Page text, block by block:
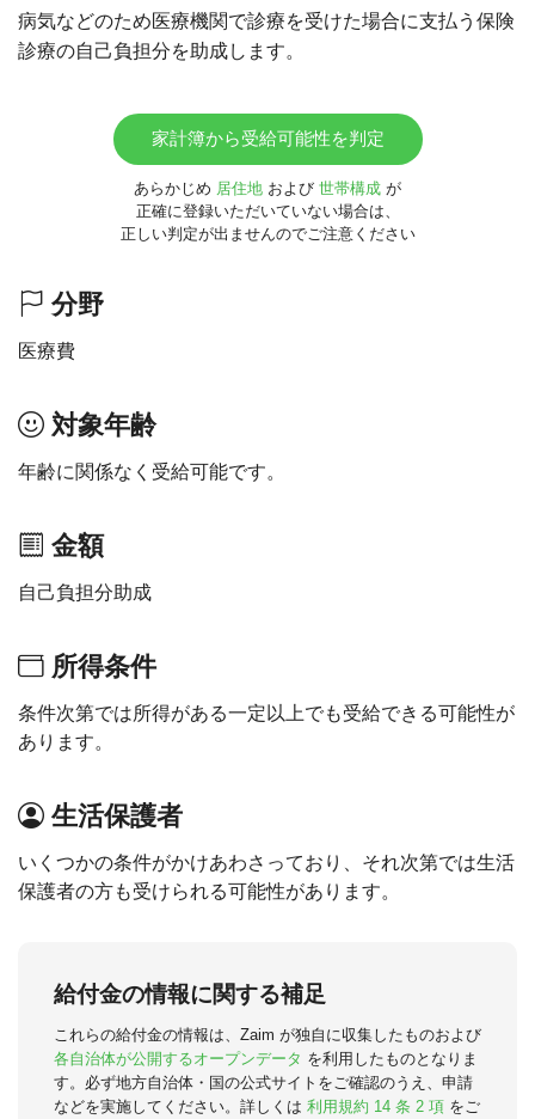
病気などのため医療機関で診療を受けた場合に支払う保険
診療の自己負担分を助成します。
家計簿から受給可能性を判定
あらかじめ 居住地 および 世帯構成 が
正確に登録いただいていない場合は、
正しい判定が出ませんのでご注意ください
分野
医療費
対象年齢
年齢に関係なく受給可能です。
金額
自己負担分助成
所得条件
条件次第では所得がある一定以上でも受給できる可能性が
あります。
生活保護者
いくつかの条件がかけあわさっており、それ次第では生活
保護者の方も受けられる可能性があります。
給付金の情報に関する補足
これらの給付金の情報は、Zaim が独自に収集したものおよび
各自治体が公開するオープンデータ を利用したものとなりま
す。必ず地方自治体・国の公式サイトをご確認のうえ、申請
などを実施してください。詳しくは 利用規約 14 条 2 項 をご